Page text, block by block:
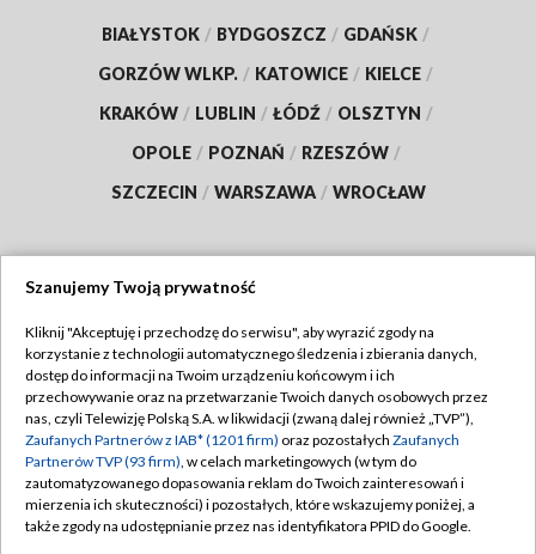
BIAŁYSTOK / BYDGOSZCZ / GDAŃSK /
GORZÓW WLKP. / KATOWICE / KIELCE /
KRAKÓW / LUBLIN / ŁÓDŹ / OLSZTYN /
OPOLE / POZNAŃ / RZESZÓW /
SZCZECIN / WARSZAWA / WROCŁAW
TVP
Abonament TVP
Emisja w TVP
Centrum informacji TVP
Naziemna Telewizja Cyfrowa
Regulamin TVP
Polityka prywatności
Moje zgody
Pomoc
Szanujemy Twoją prywatność
Kliknij "Akceptuję i przechodzę do serwisu", aby wyrazić zgody na
korzystanie z technologii automatycznego śledzenia i zbierania danych,
dostęp do informacji na Twoim urządzeniu końcowym i ich
przechowywanie oraz na przetwarzanie Twoich danych osobowych przez
nas, czyli Telewizję Polską S.A. w likwidacji (zwaną dalej również „TVP”),
Zaufanych Partnerów z IAB* (1201 firm) oraz pozostałych Zaufanych
Partnerów TVP (93 firm), w celach marketingowych (w tym do
zautomatyzowanego dopasowania reklam do Twoich zainteresowań i
mierzenia ich skuteczności) i pozostałych, które wskazujemy poniżej, a
także zgody na udostępnianie przez nas identyfikatora PPID do Google.